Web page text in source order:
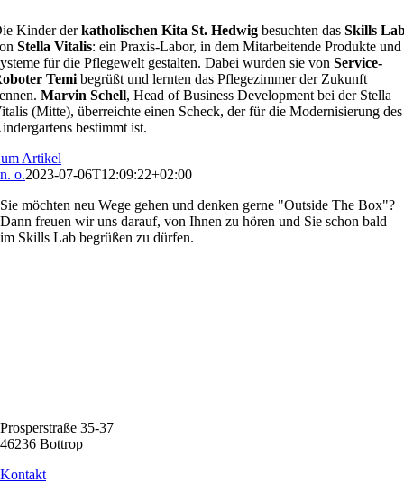
Kinder derkatholischen Kita St. Hedwig besuchten dasSkills
Stella Vitalis: ein Praxis-Labor, in dem Mitarbeitende Produkte und
für die Pflegewelt gestalten. Dabei wurden sie vonService-
Temi begrüßt und lernten das Pflegezimmer der Zukunft
Marvin Schell, Head of Business Development bei der Stella
(Mitte), überreichte einen Scheck, der für die Modernisierung des
bestimmt ist.
Artikel
n. o.2023-07-06T12:09:22+02:00
Sie möchten neu Wege gehen und denken gerne "Outside The Box"?
Dann freuen wir uns darauf, von Ihnen zu hören und Sie schon bald
im Skills Lab begrüßen zu dürfen.
Prosperstraße 35-37
46236 Bottrop
Kontakt